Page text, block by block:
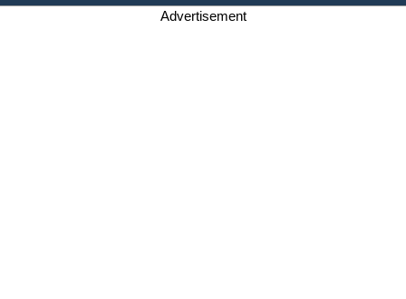
Advertisement